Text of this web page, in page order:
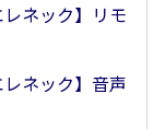
レネック】リモ
レネック】音声